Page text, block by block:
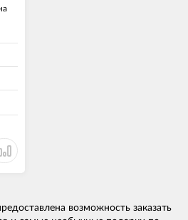
возможность заказать